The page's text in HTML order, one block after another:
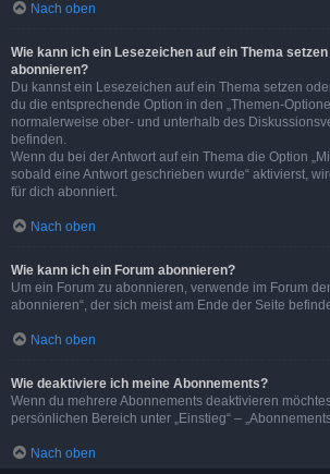
Nach oben
Wie kann ich ein Lesezeichen auf ein Thema
abonnieren?
Du kannst ein Lesezeichen auf ein Thema setzen
du die entsprechende Option in den „Themen-
normalerweise ober- und unterhalb des
befinden.
Wenn du bei der Antwort auf ein Thema die Option
sobald eine Antwort geschrieben wurde“ aktivierst,
für dich abonniert.
Nach oben
Wie kann ich ein Forum abonnieren?
Um ein Forum zu abonnieren, verwende im Forum
abonnieren“, der sich meist am Ende der Seite
Nach oben
Wie deaktiviere ich meine Abonnements?
Wenn du mehrere Abonnements deaktivieren
persönlichen Bereich unter „Einstieg“ –
Nach oben